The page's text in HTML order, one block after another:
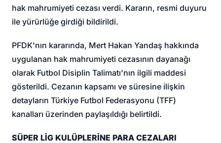
hak mahrumiyeti cezası verdi. Kararın, resmi duyuru
ile yürürlüğe girdiği bildirildi.
PFDK'nın kararında, Mert Hakan Yandaş hakkında
uygulanan hak mahrumiyeti cezasının dayanağı
olarak Futbol Disiplin Talimatı'nın ilgili maddesi
gösterildi. Cezanın kapsamı ve süresine ilişkin
detayların Türkiye Futbol Federasyonu (TFF)
kanalları üzerinden paylaşıldığı belirtildi.
SÜPER LİG KULÜPLERİNE PARA CEZALARI